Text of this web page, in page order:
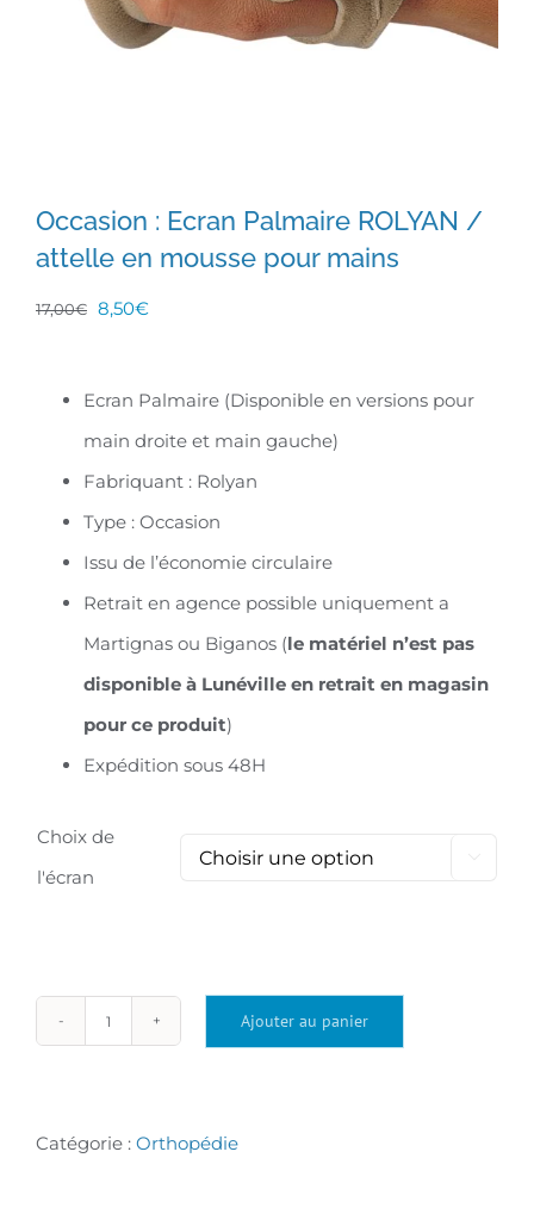
Occasion : Ecran Palmaire ROLYAN /
attelle en mousse pour mains
17,00€ Le
initial
était :
17,00€.
8,50€Le
actuel
est :
8,50€.
Ecran Palmaire (Disponible en versions pour
main droite et main gauche)
Fabriquant : Rolyan
Type : Occasion
Issu de l’économie circulaire
Retrait en agence possible uniquement a
Martignas ou Biganos (le matériel n’est pas
disponible à Lunéville en retrait en magasin
pour ce produit)
Expédition sous 48H
Choix de
l'écran
quantité
Ajouter au panier
Catégorie : Orthopédie